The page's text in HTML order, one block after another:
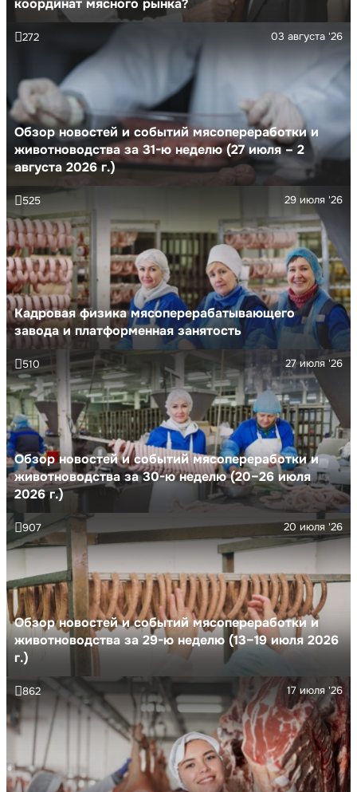
координат мясного рынка?
Обзор новостей и событий мясопереработки и
животноводства за 31-ю неделю (27 июля – 2
августа 2026 г.)
03 августа '26
272
Кадровая физика мясоперерабатывающего
завода и платформенная занятость
29 июля '26
525
Обзор новостей и событий мясопереработки и
животноводства за 30-ю неделю (20–26 июля
2026 г.)
27 июля '26
510
Обзор новостей и событий мясопереработки и
животноводства за 29-ю неделю (13–19 июля 2026
г.)
20 июля '26
907
17 июля '26
862